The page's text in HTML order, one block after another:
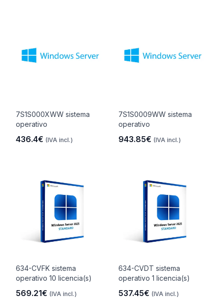
7S1S000XWW sistema
operativo
436.4€ (IVA incl.)
7S1S0009WW sistema
operativo
943.85€ (IVA incl.)
634-CVFK sistema
operativo 10 licencia(s)
569.21€ (IVA incl.)
634-CVDT sistema
operativo 1 licencia(s)
537.45€ (IVA incl.)